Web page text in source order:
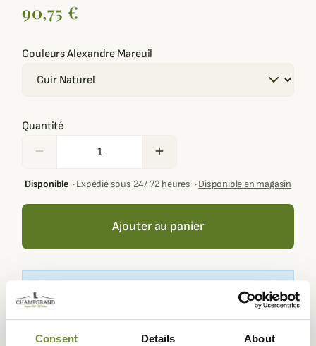
Consent Details About
90,75 €
Couleurs Alexandre Mareuil
Quantité
remove add
Disponible·Expédié sous 24/ 72 heures ·Disponible en magasin
Ajouter au panier
pour pouvoir obtenir des récompenses fidélité.